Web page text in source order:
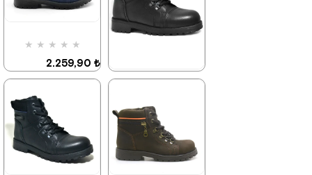
★ ★ ★ ★ ★
2.259,90 ₺
3.879,90 ₺
%42İndirim
Ücretsiz
Kargo
Son 1
Ürün
2.259,90 ₺
3.879,90 ₺